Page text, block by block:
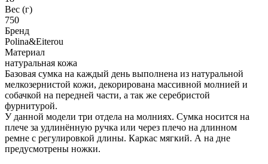
Вес (г)
750
Бренд
Polina&Eiterou
Материал
натуральная кожа
Базовая сумка на каждый день выполнена из натуральной
мелкозернистой кожи, декорирована массивной молнией и
собачкой на передней части, а так же серебристой
фурнитурой.
У данной модели три отдела на молниях. Сумка носится на
плече за удлинённую ручка или через плечо на длинном
ремне с регулировкой длины. Каркас мягкий. А на дне
предусмотрены ножки.